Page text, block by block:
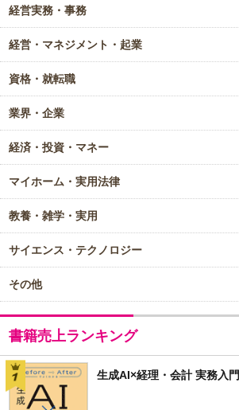
経営実務・事務
経営・マネジメント・起業
資格・就転職
業界・企業
経済・投資・マネー
マイホーム・実用法律
教養・雑学・実用
サイエンス・テクノロジー
その他
書籍売上ランキング
生成AI×経理・会計 実務入門